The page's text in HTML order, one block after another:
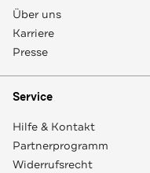
Über uns
Karriere
Presse
Service
Hilfe & Kontakt
Partnerprogramm
Widerrufsrecht